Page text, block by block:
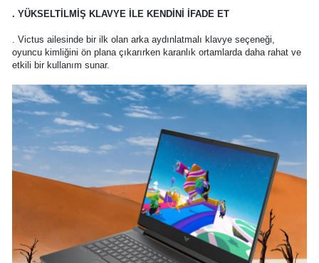
. YÜKSELTİLMİŞ KLAVYE İLE KENDİNİ İFADE ET
. Victus ailesinde bir ilk olan arka aydınlatmalı klavye seçeneği,
oyuncu kimliğini ön plana çıkarırken karanlık ortamlarda daha rahat ve
etkili bir kullanım sunar.